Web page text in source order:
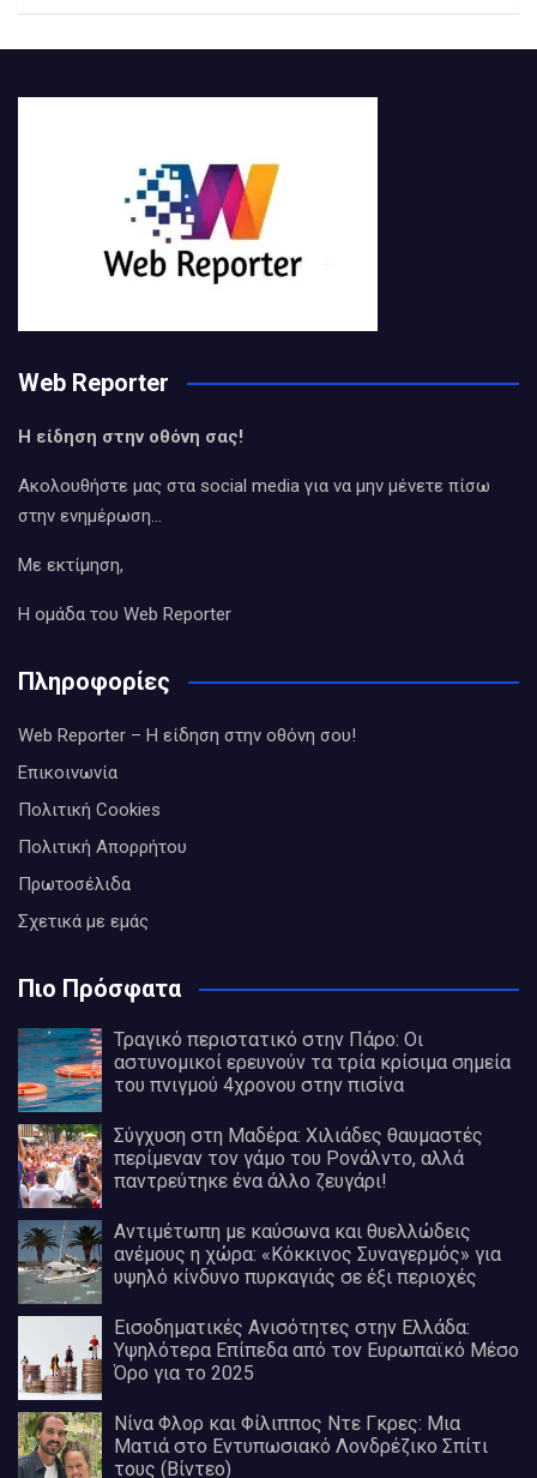
Web Reporter
Η είδηση στην οθόνη σας!
Ακολουθήστε μας στα social media για να μην μένετε πίσω
στην ενημέρωση…
Με εκτίμηση,
Η ομάδα του Web Reporter
Πληροφορίες
Web Reporter – Η είδηση στην οθόνη σου!
Επικοινωνία
Πολιτική Cookies
Πολιτική Απορρήτου
Πρωτοσέλιδα
Σχετικά με εμάς
Πιο Πρόσφατα
Τραγικό περιστατικό στην Πάρο: Οι
αστυνομικοί ερευνούν τα τρία κρίσιμα σημεία
του πνιγμού 4χρονου στην πισίνα
Σύγχυση στη Μαδέρα: Χιλιάδες θαυμαστές
περίμεναν τον γάμο του Ρονάλντο, αλλά
παντρεύτηκε ένα άλλο ζευγάρι!
Αντιμέτωπη με καύσωνα και θυελλώδεις
ανέμους η χώρα: «Κόκκινος Συναγερμός» για
υψηλό κίνδυνο πυρκαγιάς σε έξι περιοχές
Εισοδηματικές Ανισότητες στην Ελλάδα:
Υψηλότερα Επίπεδα από τον Ευρωπαϊκό Μέσο
Όρο για το 2025
Νίνα Φλορ και Φίλιππος Ντε Γκρες: Μια
Ματιά στο Εντυπωσιακό Λονδρέζικο Σπίτι
τους (Βίντεο)